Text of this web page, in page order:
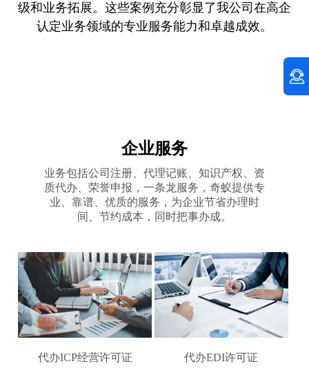
级和业务拓展。这些案例充分彰显了我公司在高企
认定业务领域的专业服务能力和卓越成效。
企业服务
业务包括公司注册、代理记账、知识产权、资
质代办、荣誉申报，一条龙服务，奇蚁提供专
业、靠谱、优质的服务，为企业节省办理时
间、节约成本，同时把事办成。
代办ICP经营许可证 代办EDI许可证